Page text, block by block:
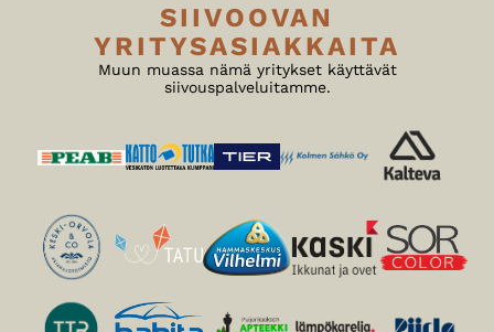
SIIVOOVAN
YRITYSASIAKKAITA
Muun muassa nämä yritykset käyttävät
siivouspalveluitamme.